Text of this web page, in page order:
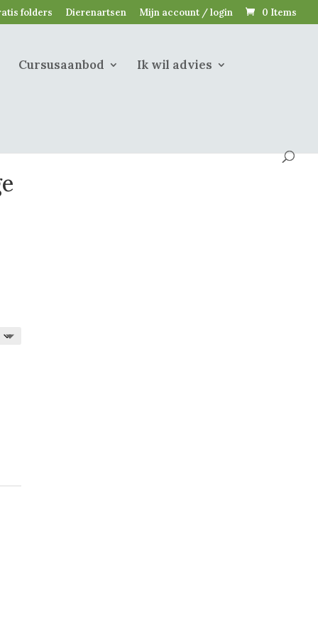
folders Dierenartsen Mijn account / login 0 Items
Cursusaanbod Ik wil advies